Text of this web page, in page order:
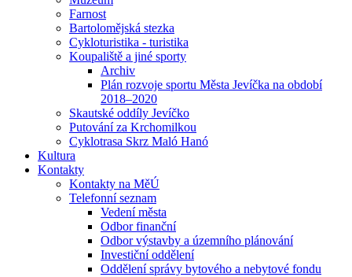
Farnost
Bartolomějská stezka
Cykloturistika - turistika
Koupaliště a jiné sporty
Archiv
Plán rozvoje sportu Města Jevíčka na období
2018–2020
Skautské oddíly Jevíčko
Putování za Krchomilkou
Cyklotrasa Skrz Maló Hanó
Kultura
Kontakty
Kontakty na MěÚ
Telefonní seznam
Vedení města
Odbor finanční
Odbor výstavby a územního plánování
Investiční oddělení
Oddělení správy bytového a nebytové fondu